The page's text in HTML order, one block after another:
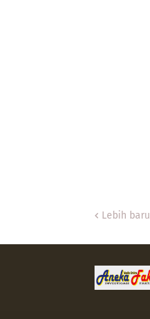
Lebih baru